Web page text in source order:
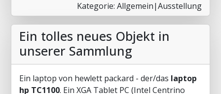
Kategorie: Allgemein|Ausstellung
Ein tolles neues Objekt in
unserer Sammlung
Ein laptop von hewlett packard - der/das laptop
hp TC1100. Ein XGA Tablet PC (Intel Centrino